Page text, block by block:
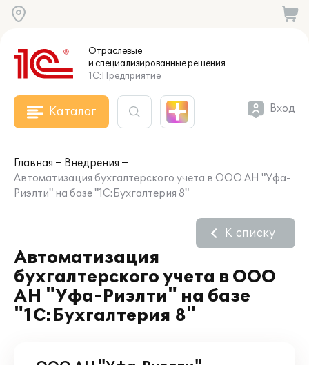
Отраслевые
и специализированныерешения
1С:Предприятие
Каталог Вход
Главная
Внедрения
Автоматизация бухгалтерского учета в ООО АН "Уфа-
Риэлти" на базе "1С:Бухгалтерия 8"
Автоматизация
бухгалтерского учета в ООО
АН "Уфа-Риэлти" на базе
"1С:Бухгалтерия 8"
К списку